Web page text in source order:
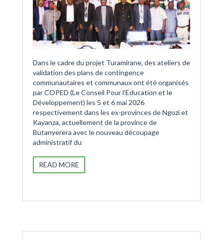
Dans le cadre du projet Turamirane, des ateliers de
validation des plans de contingence
communautaires et communaux ont été organisés
par COPED (Le Conseil Pour l’Education et le
Développement) les 5 et 6 mai 2026
respectivement dans les ex-provinces de Ngozi et
Kayanza, actuellement de la province de
Butanyerera avec le nouveau découpage
administratif du
READ MORE